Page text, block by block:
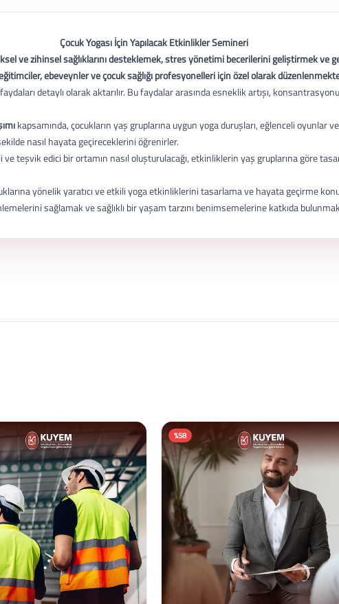
Çocuk Yogası İçin Yapılacak Etkinlikler Semineri
ve zihinsel sağlıklarını desteklemek, stres yönetimi becerilerini geliştirmek
ebeveynler ve çocuk sağlığı profesyonelleri için özel olarak
detaylı olarak aktarılır. Bu faydalar arasında esneklik artışı,
kapsamında, çocukların yaş gruplarına uygun yoga duruşları, eğlenceli oyunlar
nasıl hayata geçireceklerini öğrenirler.
ve teşvik edici bir ortamın nasıl oluşturulacağı, etkinliklerin yaş gruplarına göre
yönelik yaratıcı ve etkili yoga etkinliklerini tasarlama ve hayata geçirme
sağlamak ve sağlıklı bir yaşam tarzını benimsemelerine katkıda
%50